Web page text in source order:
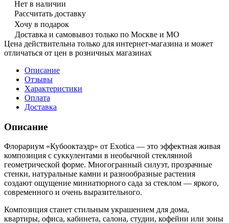
Нет в наличии
Рассчитать доставку
Хочу в подарок
Доставка и самовывоз только по Москве и МО
Цена действительна только для интернет-магазина и может
отличаться от цен в розничных магазинах
Описание
Отзывы
Характеристики
Оплата
Доставка
Описание
Флорариум «Кубооктаэдр» от Exotica — это эффектная живая
композиция с суккулентами в необычной стеклянной
геометрической форме. Многогранный силуэт, прозрачные
стенки, натуральные камни и разнообразные растения
создают ощущение миниатюрного сада за стеклом — яркого,
современного и очень выразительного.
Композиция станет стильным украшением для дома,
квартиры, офиса, кабинета, салона, студии, кофейни или зоны